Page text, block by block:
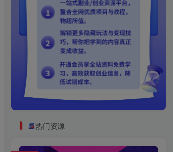
热门资源